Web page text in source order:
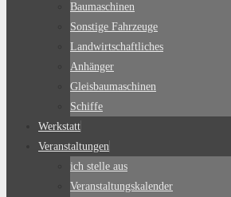
Baumaschinen
Sonstige Fahrzeuge
Landwirtschaftliches
Anhänger
Gleisbaumaschinen
Schiffe
Werkstatt
Veranstaltungen
ich stelle aus
Veranstaltungskalender